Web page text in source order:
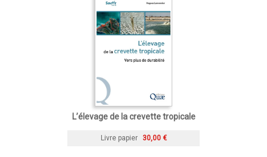
L’élevage de la crevette tropicale
Livre papier 30,00 €